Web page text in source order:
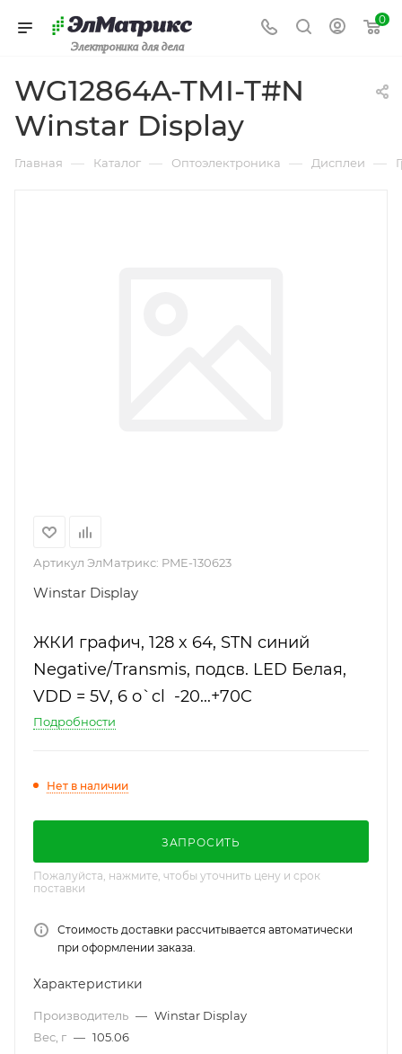
Электроника для дела
0
WG12864A-TMI-T#N
Winstar Display
Главная — Каталог — Оптоэлектроника — Дисплеи —
Артикул ЭлМатрикс: PME-130623
Winstar Display
ЖКИ графич, 128 x 64, STN синий
Negative/Transmis, подсв. LED Белая,
VDD = 5V, 6 o`cl -20...+70C
Подробности
Нет в наличии
ЗАПРОСИТЬ
Пожалуйста, нажмите, чтобы уточнить цену и срок
поставки
Стоимость доставки рассчитывается автоматически
при оформлении заказа.
Характеристики
Производитель — Winstar Display
Вес, г — 105.06